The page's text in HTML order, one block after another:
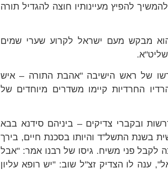
להפיץ מעיינותיו חוצה להגדיל תורה
הוא מבקש מעם ישראל לקרוע שערי שמים
של ראש הישיבה "אהבת התורה – איש
החרדיות קיימו משדרים מיוחדים של
ובקברי צדיקים – ביניהם סידנא בבא
בשנת התשל"ד והיותו בסכנת חיים, בירך
לקבל פני משיח. גיסו של רבנו אמר: "אבל
ענה לו הצדיקזצ"ל שוב: "יש רופא עליון